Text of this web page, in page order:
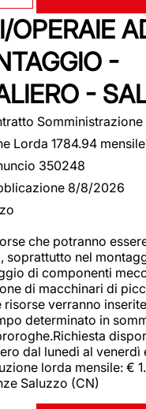
OPERAIE
-
-
Somministrazione
Lorda 1784.94 mensile
350248
8/8/2026
che potranno
soprattutto nel
di componenti
di macchinari di
risorse verranno
determinato in
dal lunedì al venerdì
lorda mensile: €
Saluzzo (CN)